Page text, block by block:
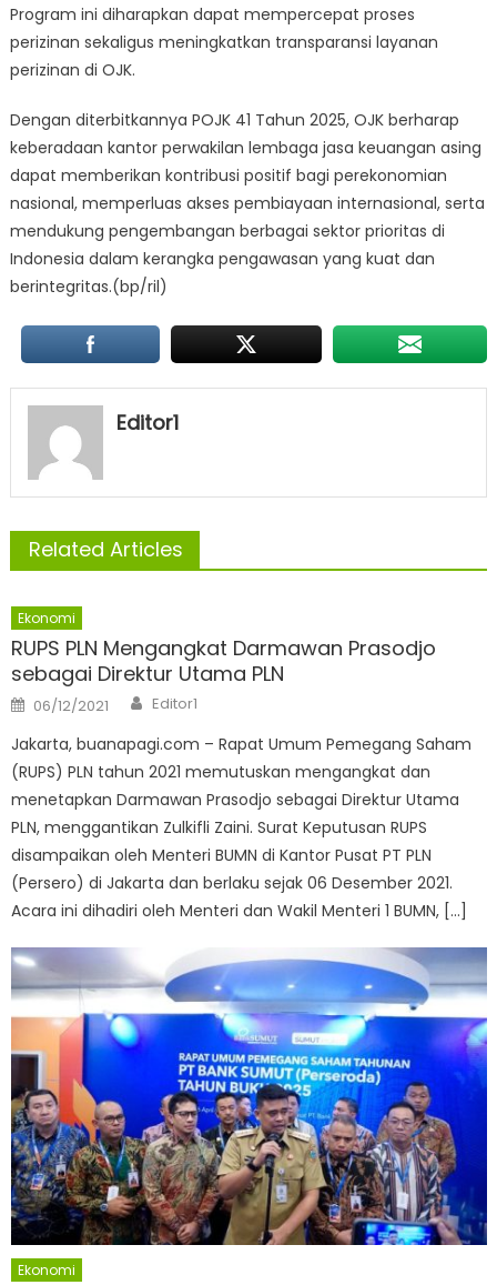
Program ini diharapkan dapat mempercepat proses
perizinan sekaligus meningkatkan transparansi layanan
perizinan di OJK.
Dengan diterbitkannya POJK 41 Tahun 2025, OJK berharap
keberadaan kantor perwakilan lembaga jasa keuangan asing
dapat memberikan kontribusi positif bagi perekonomian
nasional, memperluas akses pembiayaan internasional, serta
mendukung pengembangan berbagai sektor prioritas di
Indonesia dalam kerangka pengawasan yang kuat dan
berintegritas.(bp/ril)
Editor1
Related Articles
Ekonomi
RUPS PLN Mengangkat Darmawan Prasodjo
sebagai Direktur Utama PLN
Posted
on
06/12/2021 Author
Editor1
Jakarta, buanapagi.com – Rapat Umum Pemegang Saham
(RUPS) PLN tahun 2021 memutuskan mengangkat dan
menetapkan Darmawan Prasodjo sebagai Direktur Utama
PLN, menggantikan Zulkifli Zaini. Surat Keputusan RUPS
disampaikan oleh Menteri BUMN di Kantor Pusat PT PLN
(Persero) di Jakarta dan berlaku sejak 06 Desember 2021.
Acara ini dihadiri oleh Menteri dan Wakil Menteri 1 BUMN, […]
Ekonomi